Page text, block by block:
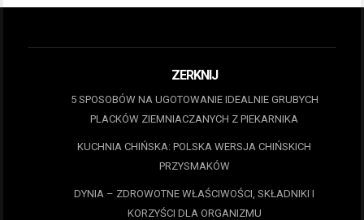
ZERKNIJ
5 SPOSOBÓW NA UGOTOWANIE IDEALNIE GRUBYCH
PLACKÓW ZIEMNIACZANYCH Z PIEKARNIKA
KUCHNIA CHIŃSKA: POLSKA WERSJA CHIŃSKICH
PRZYSMAKÓW
DYNIA – ZDROWOTNE WŁAŚCIWOŚCI, SKŁADNIKI I
KORZYŚCI DLA ORGANIZMU